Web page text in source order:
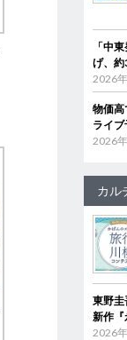
「中
げ、約
2026
物価
ライ
2026
カル
東野
新作『
2026